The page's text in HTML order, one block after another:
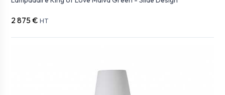
2 875 € HT